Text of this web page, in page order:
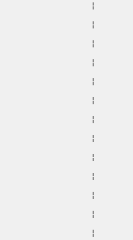
¦
¦
¦
¦
¦
¦
¦
¦         ¦-
¦
¦
¦
¦
¦